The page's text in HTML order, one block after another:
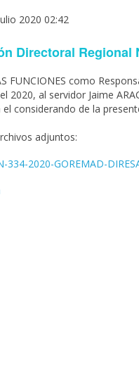
2020 02:42
Directoral Regional
FUNCIONES como
2020, al servidor Jaime
considerando de la
adjuntos:
334-2020-GOREMAD-